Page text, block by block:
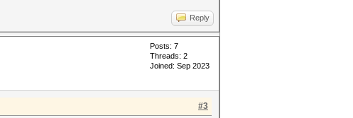
Reply
Posts: 7
Threads: 2
Joined: Sep 2023
#3